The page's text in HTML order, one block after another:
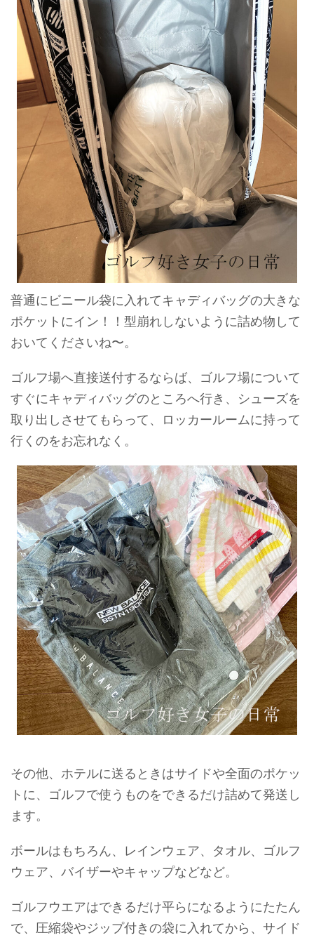
普通にビニール袋に入れてキャディバッグの大きな
ポケットにイン！！型崩れしないように詰め物して
おいてくださいね〜。
ゴルフ場へ直接送付するならば、ゴルフ場について
すぐにキャディバッグのところへ行き、シューズを
取り出しさせてもらって、ロッカールームに持って
行くのをお忘れなく。
その他、ホテルに送るときはサイドや全面のポケッ
トに、ゴルフで使うものをできるだけ詰めて発送し
ます。
ボールはもちろん、レインウェア、タオル、ゴルフ
ウェア、バイザーやキャップなどなど。
ゴルフウエアはできるだけ平らになるようにたたん
で、圧縮袋やジップ付きの袋に入れてから、サイド